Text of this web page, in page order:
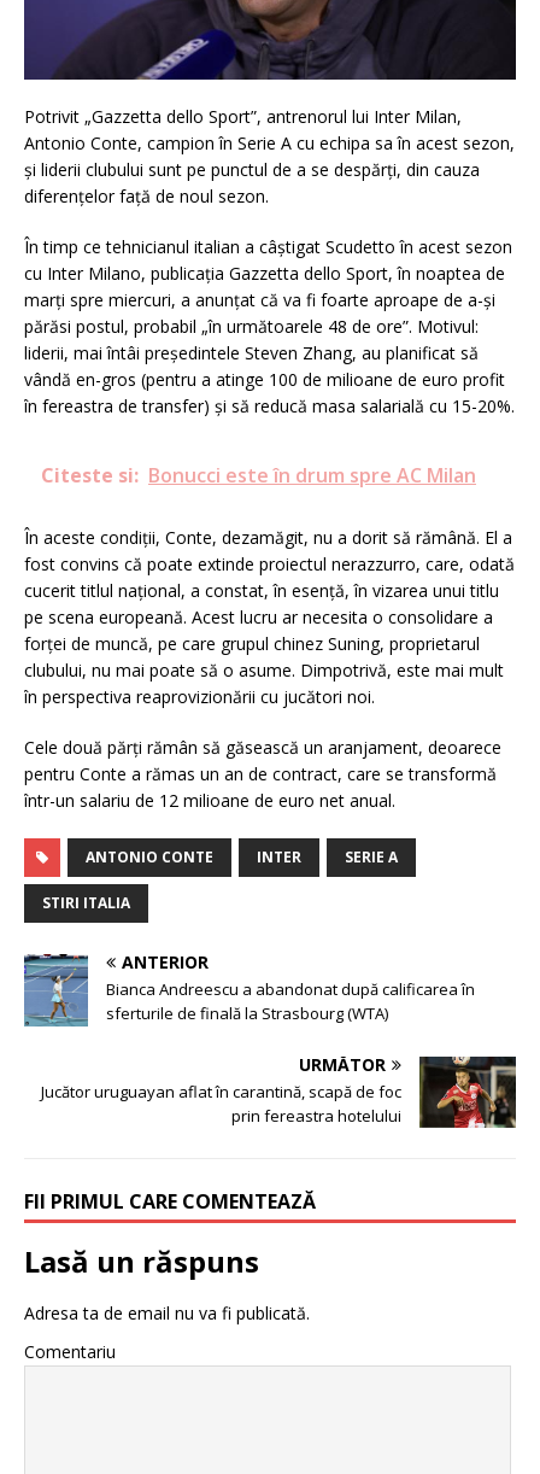
Potrivit „Gazzetta dello Sport”, antrenorul lui Inter Milan,
Antonio Conte, campion în Serie A cu echipa sa în acest sezon,
și liderii clubului sunt pe punctul de a se despărți, din cauza
diferențelor față de noul sezon.
În timp ce tehnicianul italian a câștigat Scudetto în acest sezon
cu Inter Milano, publicația Gazzetta dello Sport, în noaptea de
marți spre miercuri, a anunțat că va fi foarte aproape de a-și
părăsi postul, probabil „în următoarele 48 de ore”. Motivul:
liderii, mai întâi președintele Steven Zhang, au planificat să
vândă en-gros (pentru a atinge 100 de milioane de euro profit
în fereastra de transfer) și să reducă masa salarială cu 15-20%.
Citeste si: Bonucci este în drum spre AC Milan
În aceste condiții, Conte, dezamăgit, nu a dorit să rămână. El a
fost convins că poate extinde proiectul nerazzurro, care, odată
cucerit titlul național, a constat, în esență, în vizarea unui titlu
pe scena europeană. Acest lucru ar necesita o consolidare a
forței de muncă, pe care grupul chinez Suning, proprietarul
clubului, nu mai poate să o asume. Dimpotrivă, este mai mult
în perspectiva reaprovizionării cu jucători noi.
Cele două părți rămân să găsească un aranjament, deoarece
pentru Conte a rămas un an de contract, care se transformă
într-un salariu de 12 milioane de euro net anual.
ANTONIO CONTE INTER SERIE A
STIRI ITALIA
ANTERIOR
Bianca Andreescu a abandonat după calificarea în
sferturile de finală la Strasbourg (WTA)
URMĂTOR
Jucător uruguayan aflat în carantină, scapă de foc
prin fereastra hotelului
FII PRIMUL CARE COMENTEAZĂ
Lasă un răspuns
Adresa ta de email nu va fi publicată.
Comentariu